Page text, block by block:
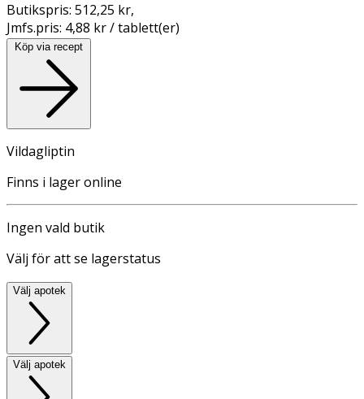
Butikspris: 512,25 kr,
Jmfs.pris: 4,88 kr / tablett(er)
Köp via recept
Vildagliptin
Finns i lager online
Ingen vald butik
Välj för att se lagerstatus
Välj apotek
Välj apotek